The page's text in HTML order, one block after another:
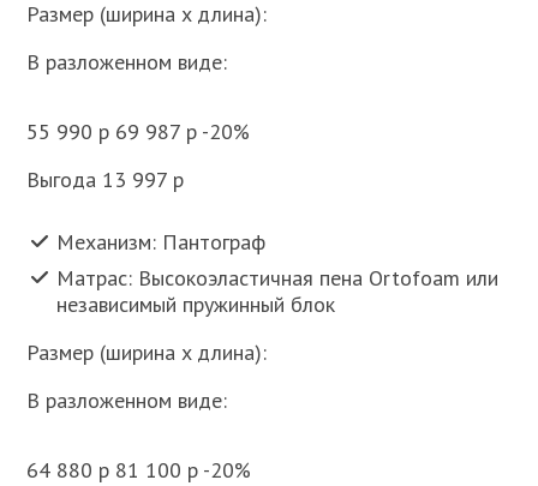
Размер (ширина x длина):
В разложенном виде:
55 990 p 69 987 p -20%
Выгода 13 997 p
Механизм: Пантограф
Матрас: Высокоэластичная пена Ortofoam или
независимый пружинный блок
Размер (ширина x длина):
В разложенном виде:
64 880 p 81 100 p -20%